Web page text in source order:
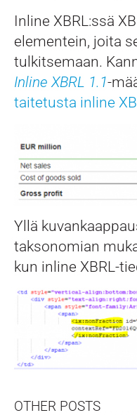
Inline XBRL:ssä
elementein, joita
tulkitsemaan.
Inline XBRL 1.1-
taitetusta inline
Yllä
taksonomian
kun inline XBRL-
OTHER POSTS